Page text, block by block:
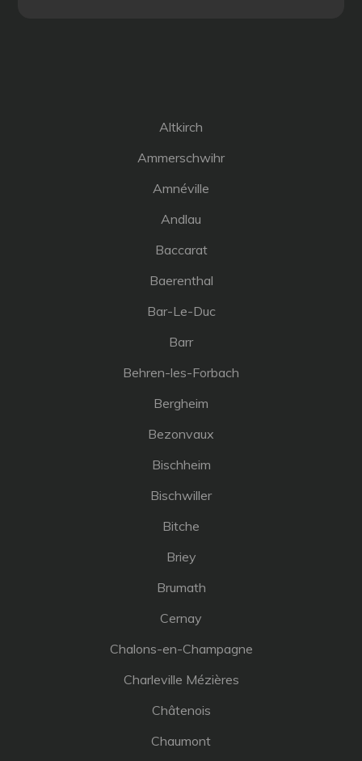
Altkirch
Ammerschwihr
Amnéville
Andlau
Baccarat
Baerenthal
Bar-Le-Duc
Barr
Behren-les-Forbach
Bergheim
Bezonvaux
Bischheim
Bischwiller
Bitche
Briey
Brumath
Cernay
Chalons-en-Champagne
Charleville Mézières
Châtenois
Chaumont